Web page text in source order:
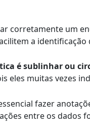
corretamente um
a
é sublinhar ou
eles muitas vezes
fazer
entre os dados